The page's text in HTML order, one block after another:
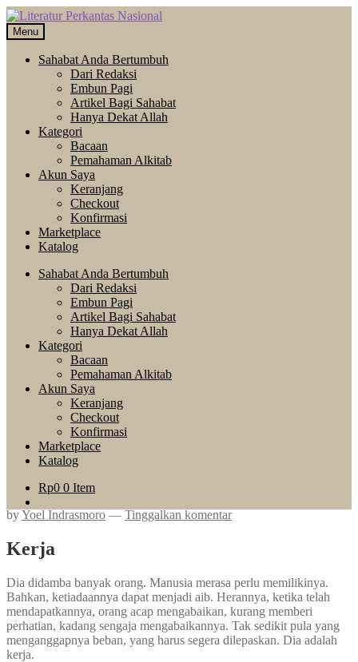
Skip
to
navigation
Langsung
ke
isi
Menu
Sahabat Anda Bertumbuh
Dari Redaksi
Embun Pagi
Artikel Bagi Sahabat
Hanya Dekat Allah
Kategori
Bacaan
Pemahaman Alkitab
Akun Saya
Keranjang
Checkout
Konfirmasi
Marketplace
Katalog
Sahabat Anda Bertumbuh
Dari Redaksi
Embun Pagi
Artikel Bagi Sahabat
Hanya Dekat Allah
Kategori
Bacaan
Pemahaman Alkitab
Akun Saya
Keranjang
Checkout
Konfirmasi
Marketplace
Katalog
Rp0 0 Item
byYoel Indrasmoro — Tinggalkan komentar
Kerja
Dia didamba banyak orang. Manusia merasa perlu memilikinya.
Bahkan, ketiadaannya dapat menjadi aib. Herannya, ketika telah
mendapatkannya, orang acap mengabaikan, kurang memberi
perhatian, kadang sengaja mengabaikannya. Tak sedikit pula yang
menganggapnya beban, yang harus segera dilepaskan. Dia adalah
kerja.